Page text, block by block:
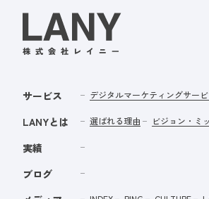
サービス デジタルマーケティングサー
LANYとは 選ばれる理由 ビジョン・ミ
実績
ブログ